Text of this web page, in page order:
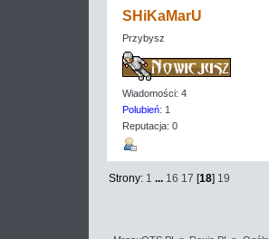
SHiKaMarU
Przybysz
Wiadomości: 4
Polubień: 1
Reputacja: 0
Strony: 1 ... 16 17 [18] 19